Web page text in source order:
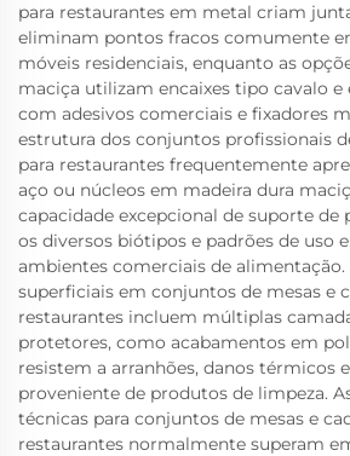
para restaurantes em metal criam
eliminam pontos fracos comumente
móveis residenciais, enquanto as
maciça utilizam encaixes tipo cavalo e
com adesivos comerciais e fixadores
estrutura dos conjuntos profissionais
para restaurantes frequentemente
aço ou núcleos em madeira dura
capacidade excepcional de suporte de
os diversos biótipos e padrões de uso
ambientes comerciais de
superficiais em conjuntos de mesas e
restaurantes incluem múltiplas
protetores, como acabamentos em
resistem a arranhões, danos térmicos
proveniente de produtos de limpeza.
técnicas para conjuntos de mesas e
restaurantes normalmente superam